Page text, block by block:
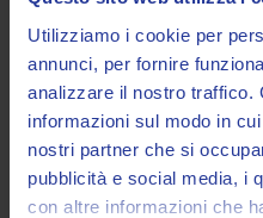
Utilizziamo i cookie per
annunci, per fornire
analizzare il nostro traffico.
informazioni sul modo in
nostri partner che si
pubblicità e social media, i
con altre informazioni che
Entra nel